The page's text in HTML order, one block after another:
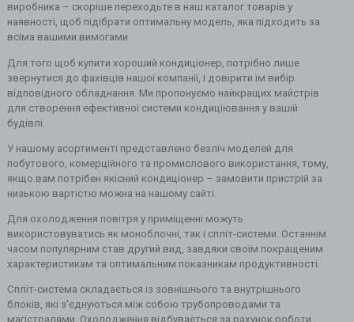
виробника – скоріше переходьте в наш каталог товарів у
наявності, щоб підібрати оптимальну модель, яка підходить за
всіма вашими вимогами.
Для того щоб купити хороший кондиціонер, потрібно лише
звернутися до фахівців нашої компанії, і довірити їм вибір
відповідного обладнання. Ми пропонуємо найкращих майстрів
для створення ефективної системи кондиціювання у вашій
будівлі.
У нашому асортименті представлено безліч моделей для
побутового, комерційного та промислового використання, тому,
якщо вам потрібен якісний кондиціонер – замовити пристрій за
низькою вартістю можна на нашому сайті.
Для охолодження повітря у приміщенні можуть
використовуватись як моноблочні, так і спліт-системи. Останнім
часом популярним став другий вид, завдяки своїм покращеним
характеристикам та оптимальним показникам продуктивності.
Спліт-система складається із зовнішнього та внутрішнього
блоків, які з'єднуються між собою трубопроводами та
магістралями. Охолодження відбувається за рахунок роботи